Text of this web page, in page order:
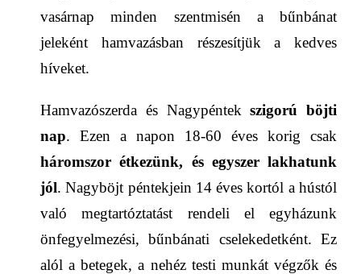
vasárnap minden szentmisén a bűnbánat
jeleként hamvazásban részesítjük a kedves
híveket.
Hamvazószerda és Nagypéntekszigorú böjti
nap. Ezen a napon 18-60 éves korig csak
háromszor étkezünk, és egyszer lakhatunk
jól. Nagyböjt péntekjein 14 éves kortól a hústól
való megtartóztatást rendeli el egyházunk
önfegyelmezési, bűnbánati cselekedetként. Ez
alól a betegek, a nehéz testi munkát végzők és